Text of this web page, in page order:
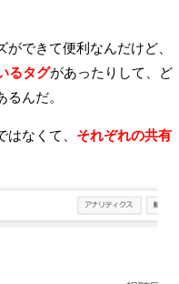
できて便利なんだけど、
るタグがあったりして、
ど
んだ。
なくて、 それぞれの共有